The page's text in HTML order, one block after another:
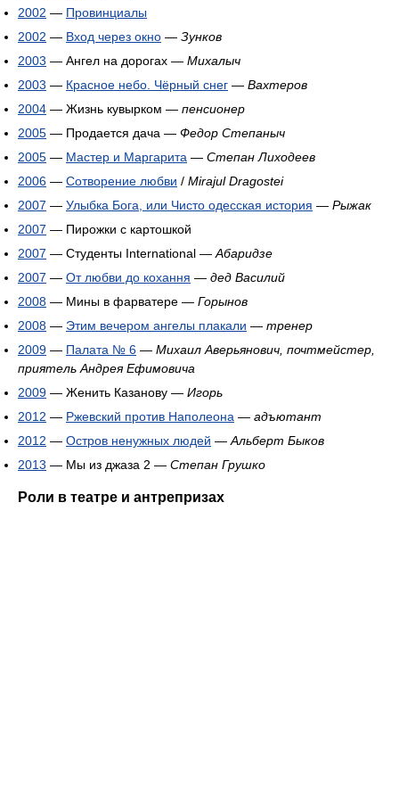
2002 — Провинциалы
2002 — Вход через окно — Зунков
2003 — Ангел на дорогах — Михалыч
2003 — Красное небо. Чёрный снег — Вахтеров
2004 — Жизнь кувырком — пенсионер
2005 — Продается дача — Федор Степаныч
2005 — Мастер и Маргарита — Степан Лиходеев
2006 — Сотворение любви / Mirajul Dragostei
2007 — Улыбка Бога, или Чисто одесская история — Рыжак
2007 — Пирожки с картошкой
2007 — Студенты International — Абаридзе
2007 — От любви до кохання — дед Василий
2008 — Мины в фарватере — Горынов
2008 — Этим вечером ангелы плакали — тренер
2009 — Палата № 6 — Михаил Аверьянович, почтмейстер,
приятель Андрея Ефимовича
2009 — Женить Казанову — Игорь
2012 — Ржевский против Наполеона — адъютант
2012 — Остров ненужных людей — Альберт Быков
2013 — Мы из джаза 2 — Степан Грушко
Роли в театре и антрепризах